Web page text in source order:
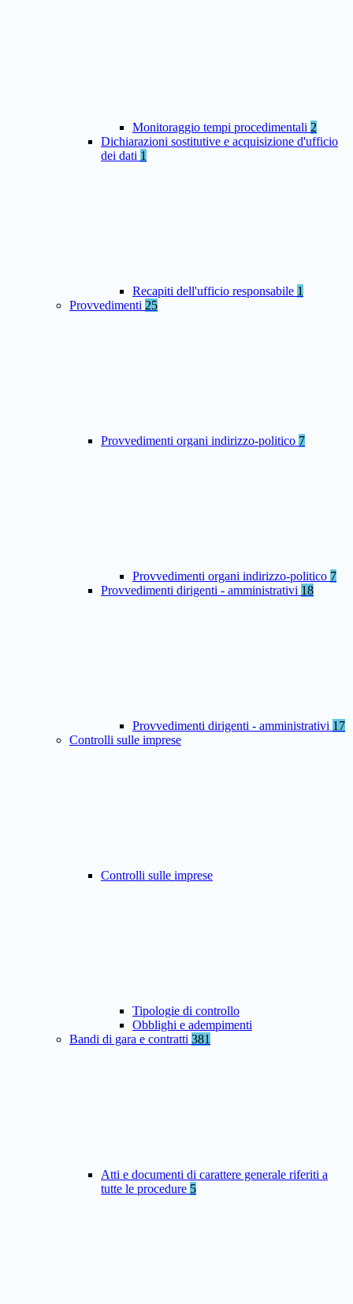
Monitoraggio tempi procedimentali 2
Dichiarazioni sostitutive e acquisizione d'ufficio
dei dati 1
Recapiti dell'ufficio responsabile 1
Provvedimenti 25
Provvedimenti organi indirizzo-politico 7
Provvedimenti organi indirizzo-politico 7
Provvedimenti dirigenti - amministrativi 18
Provvedimenti dirigenti - amministrativi 17
Controlli sulle imprese
Controlli sulle imprese
Tipologie di controllo
Obblighi e adempimenti
Bandi di gara e contratti 381
Atti e documenti di carattere generale riferiti a
tutte le procedure 5